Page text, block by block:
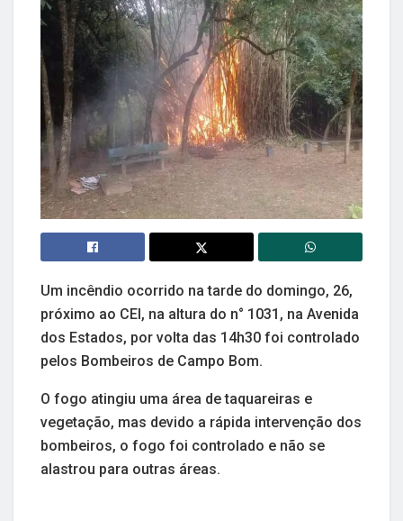
Um incêndio ocorrido na tarde do domingo, 26,
próximo ao CEI, na altura do n° 1031, na Avenida
dos Estados, por volta das 14h30 foi controlado
pelos Bombeiros de Campo Bom.
O fogo atingiu uma área de taquareiras e
vegetação, mas devido a rápida intervenção dos
bombeiros, o fogo foi controlado e não se
alastrou para outras áreas.